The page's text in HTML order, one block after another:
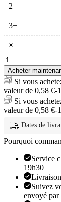
2
3+
×
quantité
de
Brosse
à
Dents
Électrique
Sonique
Enfant
LED
SG513
Acheter
Si vous
valeur de 0,58 €-
Si vous
valeur de 0,58 €-
Dates de
Pourquoi
Service
19h30
Suivez
envoyé par